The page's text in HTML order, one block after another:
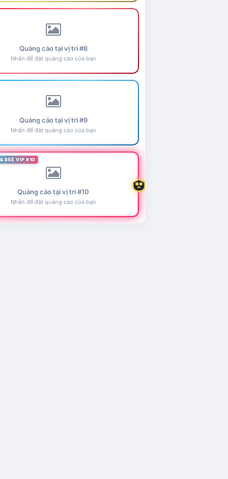
Quảng cáo tại vị trí #8
Nhấn để đặt quảng cáo của bạn
Quảng cáo tại vị trí #9
Nhấn để đặt quảng cáo của bạn
BEE VIP #10
Quảng cáo tại vị trí #10
Nhấn để đặt quảng cáo của bạn